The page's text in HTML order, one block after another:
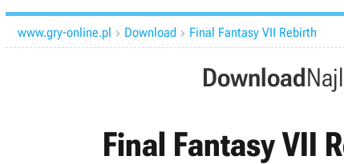
www.gry-online.pl  Download  Final Fantasy VII Rebirth
Download
Final Fantasy VII